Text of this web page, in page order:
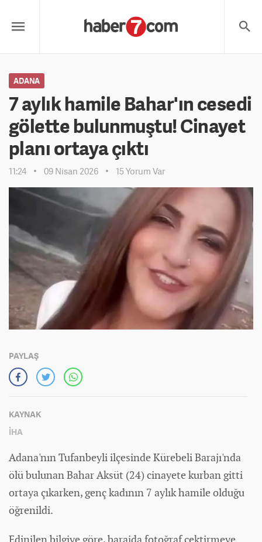
ADANA
7 aylık hamile Bahar'ın cesedi
gölette bulunmuştu! Cinayet
planı ortaya çıktı
11:24 09 Nisan 2026 15 Yorum Var
PAYLAŞ
KAYNAK
İHA
Adana'nın Tufanbeyli ilçesinde Kürebeli Barajı'nda
ölü bulunan Bahar Aksüt (24) cinayete kurban gitti
ortaya çıkarken, genç kadının 7 aylık hamile olduğu
öğrenildi.
Edinilen bilgiye göre, barajda fotoğraf çektirmeye